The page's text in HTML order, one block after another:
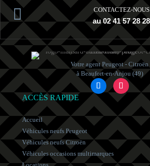
 CONTACTEZ-NOUS
au 02 41 57 28 28
Votre agent Peugeot - Citroën
à Beaufort-en-Anjou (49)
ACCÈS RAPIDE
Accueil
Véhicules neufs Peugeot
Véhicules neufs Citroën
Véhicules occasions multimarques